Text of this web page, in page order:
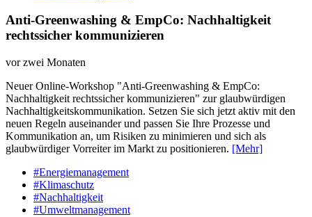
Anti-Greenwashing & EmpCo: Nachhaltigkeit
rechtssicher kommunizieren
vor zwei Monaten
Neuer Online-Workshop "Anti-Greenwashing & EmpCo:
Nachhaltigkeit rechtssicher kommunizieren" zur glaubwürdigen
Nachhaltigkeitskommunikation. Setzen Sie sich jetzt aktiv mit den
neuen Regeln auseinander und passen Sie Ihre Prozesse und
Kommunikation an, um Risiken zu minimieren und sich als
glaubwürdiger Vorreiter im Markt zu positionieren. [Mehr]
#Energiemanagement
#Klimaschutz
#Nachhaltigkeit
#Umweltmanagement